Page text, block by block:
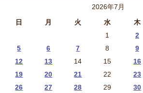
2026年7月
日
月 火 水 木
1 2
5
6 7 8 9
12
13 14 15 16
19
20 21 22 23
26
27 28 29 30